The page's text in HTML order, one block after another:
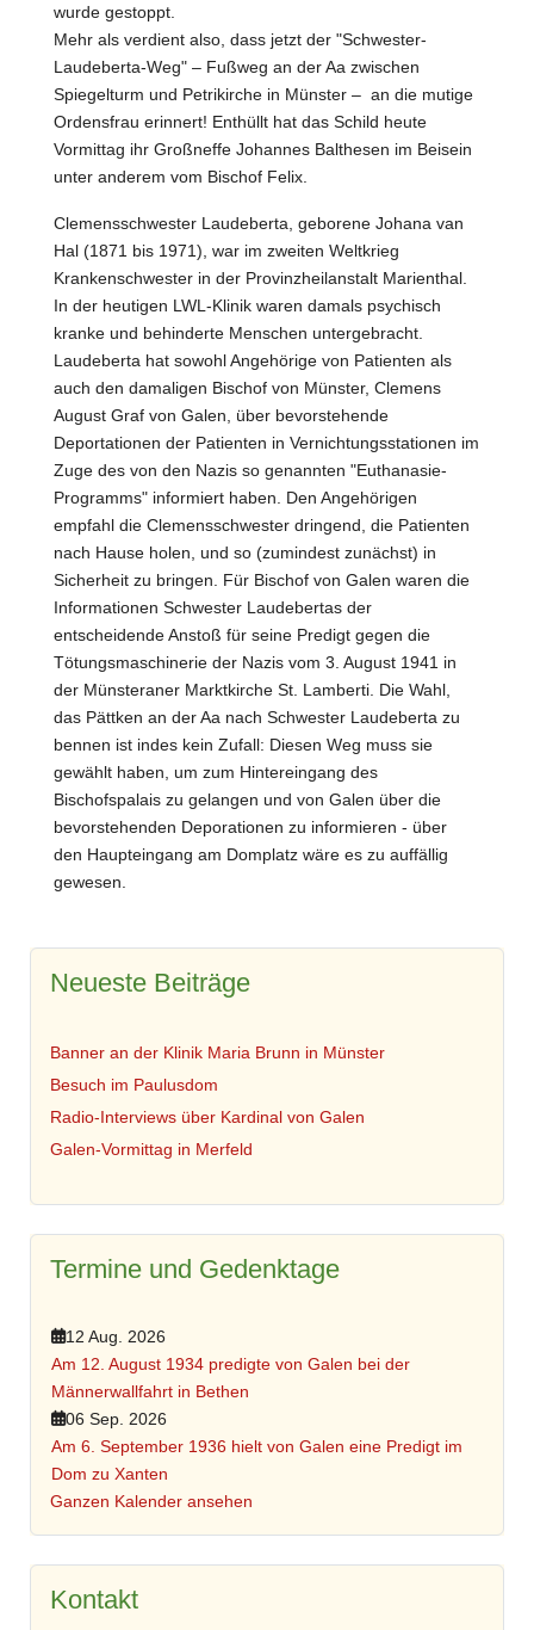
wurde gestoppt.
Mehr als verdient also, dass jetzt der "Schwester-
Laudeberta-Weg" – Fußweg an der Aa zwischen
Spiegelturm und Petrikirche in Münster – an die mutige
Ordensfrau erinnert! Enthüllt hat das Schild heute
Vormittag ihr Großneffe Johannes Balthesen im Beisein
unter anderem vom Bischof Felix.
Clemensschwester Laudeberta, geborene Johana van
Hal (1871 bis 1971), war im zweiten Weltkrieg
Krankenschwester in der Provinzheilanstalt Marienthal.
In der heutigen LWL-Klinik waren damals psychisch
kranke und behinderte Menschen untergebracht.
Laudeberta hat sowohl Angehörige von Patienten als
auch den damaligen Bischof von Münster, Clemens
August Graf von Galen, über bevorstehende
Deportationen der Patienten in Vernichtungsstationen im
Zuge des von den Nazis so genannten "Euthanasie-
Programms" informiert haben. Den Angehörigen
empfahl die Clemensschwester dringend, die Patienten
nach Hause holen, und so (zumindest zunächst) in
Sicherheit zu bringen. Für Bischof von Galen waren die
Informationen Schwester Laudebertas der
entscheidende Anstoß für seine Predigt gegen die
Tötungsmaschinerie der Nazis vom 3. August 1941 in
der Münsteraner Marktkirche St. Lamberti. Die Wahl,
das Pättken an der Aa nach Schwester Laudeberta zu
bennen ist indes kein Zufall: Diesen Weg muss sie
gewählt haben, um zum Hintereingang des
Bischofspalais zu gelangen und von Galen über die
bevorstehenden Deporationen zu informieren - über
den Haupteingang am Domplatz wäre es zu auffällig
gewesen.
Neueste Beiträge
Banner an der Klinik Maria Brunn in Münster
Besuch im Paulusdom
Radio-Interviews über Kardinal von Galen
Galen-Vormittag in Merfeld
Termine und Gedenktage
12 Aug. 2026
Am 12. August 1934 predigte von Galen bei der
Männerwallfahrt in Bethen
06 Sep. 2026
Am 6. September 1936 hielt von Galen eine Predigt im
Dom zu Xanten
Ganzen Kalender ansehen
Kontakt